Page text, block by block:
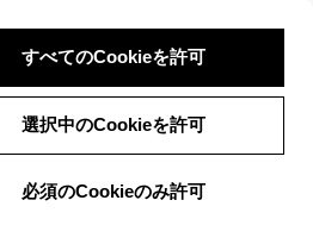
すべてのCookieを許可
選択中のCookieを許可
必須のCookieのみ許可